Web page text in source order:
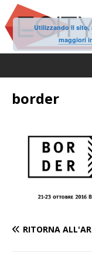
border
RITORNA
Utilizzando il sito,
maggiori